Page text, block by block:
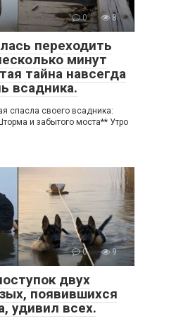
0 8
переходить
минут
тайна навсегда
всадника.
спасла своего всадника:
и забытого моста** Утро
0 9
двух
появившихся
удивил всех.